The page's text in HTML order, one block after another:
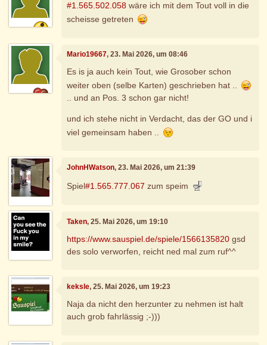
#1.565.502.058 wäre ich mit dem Tout voll in die
scheisse getreten
Mario19667, 23. Mai 2026, um 08:46
Es is ja auch kein Tout, wie Grosober schon
weiter oben (selbe Karten) geschrieben hat ..
.. und an Pos. 3 schon gar nicht!
und ich stehe nicht in Verdacht, das der GO und i
viel gemeinsam haben ..
JohnHWatson, 23. Mai 2026, um 21:39
Spiel#1.565.777.067 zum speim
Taken, 25. Mai 2026, um 19:10
https://www.sauspiel.de/spiele/1566135820 gsd
des solo verworfen, reicht ned mal zum ruf^^
keksle, 25. Mai 2026, um 19:23
Naja da nicht den herzunter zu nehmen ist halt
auch grob fahrlässig ;-)))